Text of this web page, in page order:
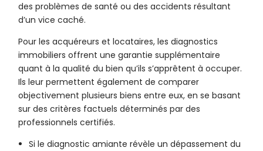
des problèmes de santé ou des accidents résultant
d’un vice caché.
Pour les acquéreurs et locataires, les diagnostics
immobiliers offrent une garantie supplémentaire
quant à la qualité du bien qu’ils s’apprêtent à occuper.
Ils leur permettent également de comparer
objectivement plusieurs biens entre eux, en se basant
sur des critères factuels déterminés par des
professionnels certifiés.
Si le diagnostic amiante révèle un dépassement du